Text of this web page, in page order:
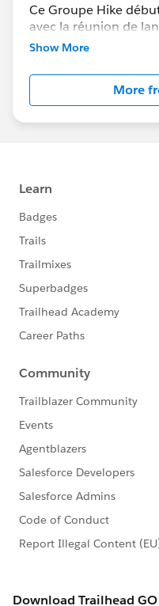
Ce Groupe Hike
avec la réunion de
9 semaines.
Notre équipe
tout au long de ce
1 à 2h par semaine,
interactifs, partage
évènements,
Toutes les annonces
mis à disposition
N'hésitez surtout pas
ce groupe !
Show More
More